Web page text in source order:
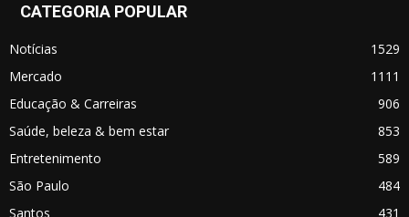
CATEGORIA POPULAR
Notícias
1529
Mercado
1111
Educação & Carreiras
906
Saúde, beleza & bem estar
853
Entretenimento
589
São Paulo
484
Santos
431